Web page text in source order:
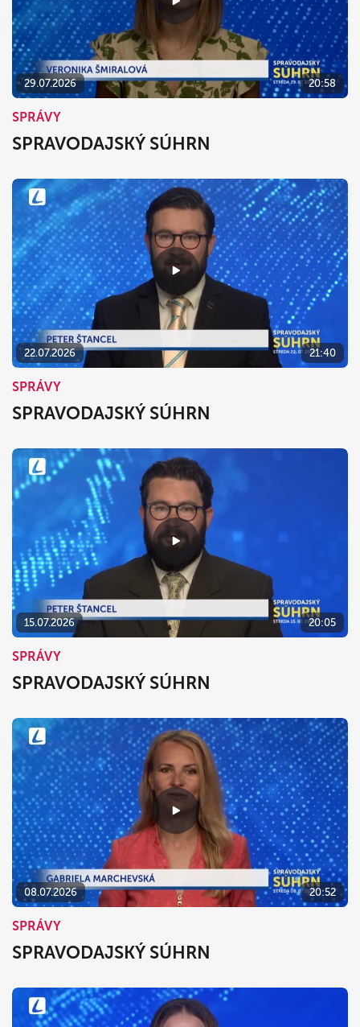
29.07.2026 20:58
SPRÁVY
SPRAVODAJSKÝ SÚHRN
22.07.2026 21:40
SPRÁVY
SPRAVODAJSKÝ SÚHRN
15.07.2026 20:05
SPRÁVY
SPRAVODAJSKÝ SÚHRN
08.07.2026 20:52
SPRÁVY
SPRAVODAJSKÝ SÚHRN